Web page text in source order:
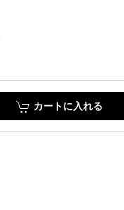
カートに入れる